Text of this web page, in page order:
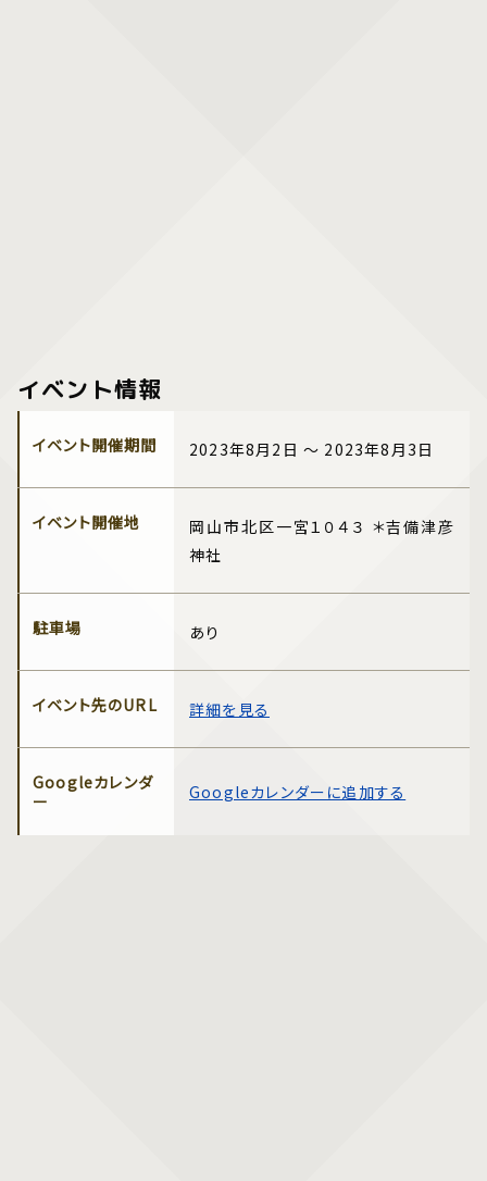
イベント情報
イベント開催期間 2023年8月2日 ～ 2023年8月3日
イベント開催地
岡山市北区一宮１０４３ ＊吉備津彦
神社
駐車場 あり
イベント先のURL 詳細を見る
Googleカレンダ
ー
Googleカレンダーに追加する